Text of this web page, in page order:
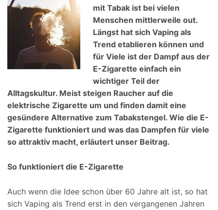
mit Tabak ist bei vielen
Menschen mittlerweile out.
Längst hat sich Vaping als
Trend etablieren können und
für Viele ist der Dampf aus der
E-Zigarette einfach ein
wichtiger Teil der
Alltagskultur. Meist steigen Raucher auf die
elektrische Zigarette um und finden damit eine
gesündere Alternative zum Tabakstengel. Wie die E-
Zigarette funktioniert und was das Dampfen für viele
so attraktiv macht, erläutert unser Beitrag.
So funktioniert die E-Zigarette
Auch wenn die Idee schon über 60 Jahre alt ist, so hat
sich Vaping als Trend erst in den vergangenen Jahren